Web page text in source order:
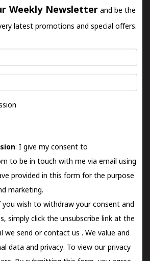
Weekly Newsletter and be the
latest promotions and special offers.
: I give my consent to
to be in touch with me via email using
provided in this form for the purpose
marketing.
you wish to withdraw your consent and
simply click the unsubscribe link at the
we send orcontact us . We value and
data and privacy. To view our privacy